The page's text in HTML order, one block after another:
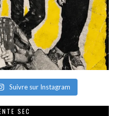
Suivre sur Instagram
SEC